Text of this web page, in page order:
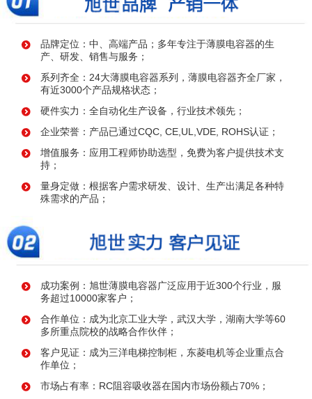
品牌定位：中、高端产品；多年专注于薄膜电容器的生
产、研发、销售与服务；
系列齐全：24大薄膜电容器系列，薄膜电容器齐全厂家，
有近3000个产品规格状态；
硬件实力：全自动化生产设备，行业技术领先；
企业荣誉：产品已通过CQC, CE,UL,VDE, ROHS认证；
增值服务：应用工程师协助选型，免费为客户提供技术支
持；
量身定做：根据客户需求研发、设计、生产出满足各种特
殊需求的产品；
成功案例：旭世薄膜电容器广泛应用于近300个行业，服
务超过10000家客户；
合作单位：成为北京工业大学，武汉大学，湖南大学等60
多所重点院校的战略合作伙伴；
客户见证：成为三洋电梯控制柜，东菱电机等企业重点合
作单位；
市场占有率：RC阻容吸收器在国内市场份额占70%；